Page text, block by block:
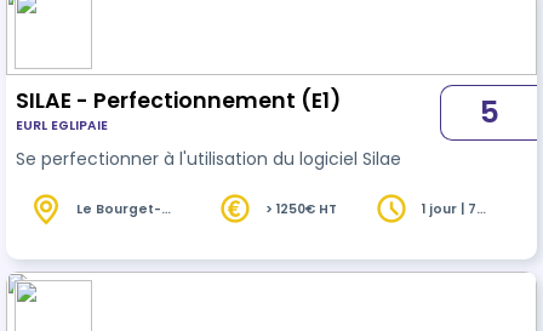
SILAE - Perfectionnement (E1)
EURL EGLIPAIE
Se perfectionner à l'utilisation du logiciel Silae
5
Le Bourget-
> 1250€ HT
1 jour | 7